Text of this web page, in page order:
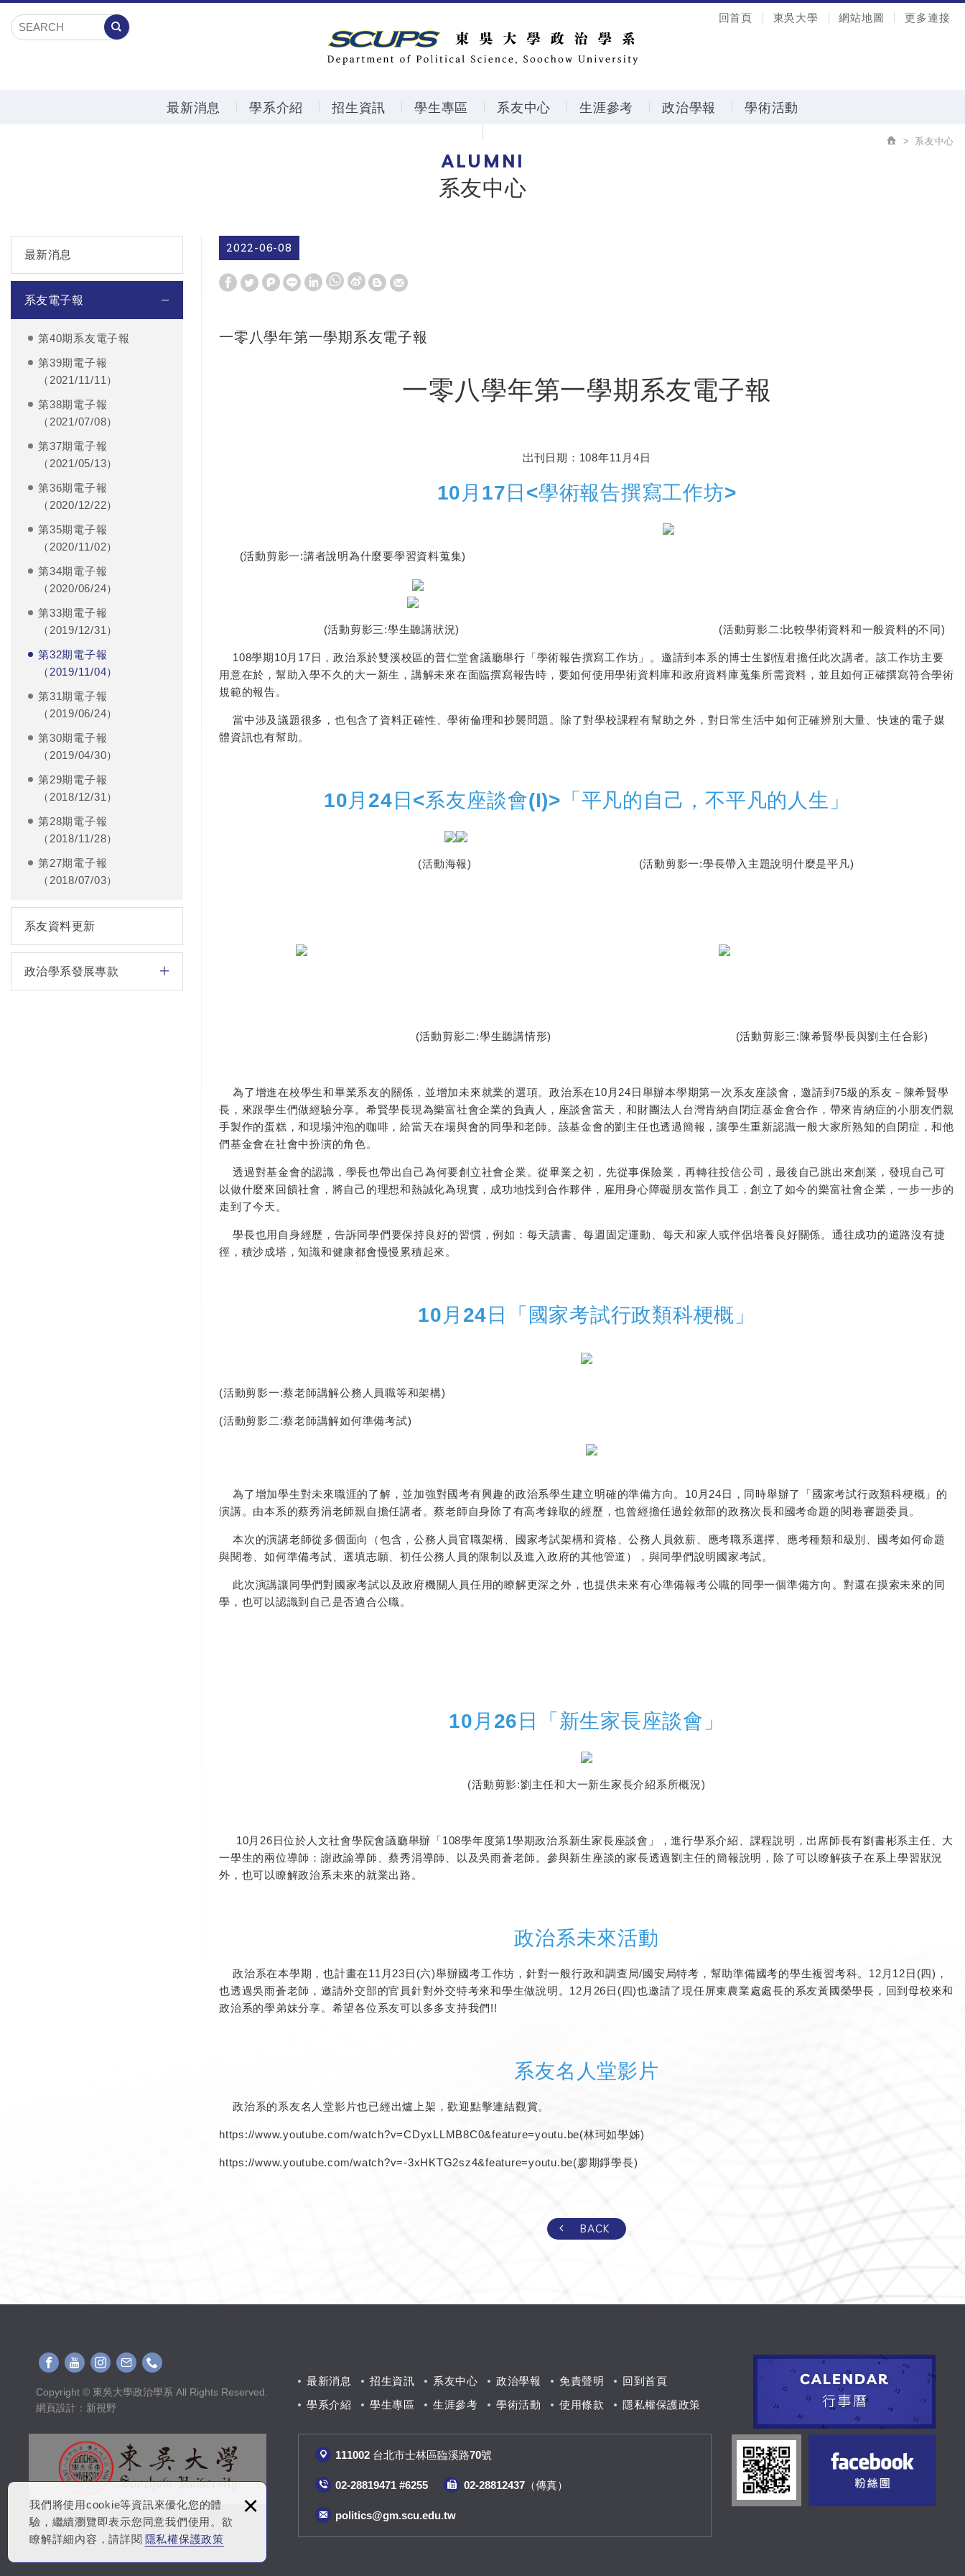
我們將使用cookie等資訊來優化您的體
驗，繼續瀏覽即表示您同意我們使用。欲
瞭解詳細內容，請詳閱 隱私權保護政策
×
回首頁 東吳大學 網站地圖 更多連接
最新消息 學系介紹 招生資訊 學生專區 系友中心 生涯參考 政治學報 學術活動
系友中心
ALUMNI
系友中心
最新消息
系友電子報
第40期系友電子報
第39期電子報
（2021/11/11）
第38期電子報
（2021/07/08）
第37期電子報
（2021/05/13）
第36期電子報
（2020/12/22）
第35期電子報
（2020/11/02）
第34期電子報
（2020/06/24）
第33期電子報
（2019/12/31）
第32期電子報
（2019/11/04）
第31期電子報
（2019/06/24）
第30期電子報
（2019/04/30）
第29期電子報
（2018/12/31）
第28期電子報
（2018/11/28）
第27期電子報
（2018/07/03）
系友資料更新
政治學系發展專款
2022-06-08
a
n
一零八學年第一學期系友電子報
一零八學年第一學期系友電子報
岀刊日期：108年11月4日
10月17日<學術報告撰寫工作坊>
(活動剪影一:講者說明為什麼要學習資料蒐集)
(活動剪影三:學生聽講狀況) (活動剪影二:比較學術資料和一般資料的不同)
108學期10月17日，政治系於雙溪校區的普仁堂會議廳舉行「學術報告撰寫工作坊」。邀請到本系的博士生劉恆君擔任此次講者。該工作坊主要
用意在於，幫助入學不久的大一新生，講解未來在面臨撰寫報告時，要如何使用學術資料庫和政府資料庫蒐集所需資料，並且如何正確撰寫符合學術
規範的報告。
當中涉及議題很多，也包含了資料正確性、學術倫理和抄襲問題。除了對學校課程有幫助之外，對日常生活中如何正確辨別大量、快速的電子媒
體資訊也有幫助。
10月24日<系友座談會(I)>「平凡的自己，不平凡的人生」
(活動海報) (活動剪影一:學長帶入主題說明什麼是平凡)
(活動剪影二:學生聽講情形) (活動剪影三:陳希賢學長與劉主任合影)
為了增進在校學生和畢業系友的關係，並增加未來就業的選項。政治系在10月24日舉辦本學期第一次系友座談會，邀請到75級的系友－陳希賢學
長，來跟學生們做經驗分享。希賢學長現為樂富社會企業的負責人，座談會當天，和財團法人台灣肯納自閉症基金會合作，帶來肯納症的小朋友們親
手製作的蛋糕，和現場沖泡的咖啡，給當天在場與會的同學和老師。該基金會的劉主任也透過簡報，讓學生重新認識一般大家所熟知的自閉症，和他
們基金會在社會中扮演的角色。
透過對基金會的認識，學長也帶出自己為何要創立社會企業。從畢業之初，先從事保險業，再轉往投信公司，最後自己跳出來創業，發現自己可
以做什麼來回饋社會，將自己的理想和熱誠化為現實，成功地找到合作夥伴，雇用身心障礙朋友當作員工，創立了如今的樂富社會企業，一步一步的
走到了今天。
學長也用自身經歷，告訴同學們要保持良好的習慣，例如：每天讀書、每週固定運動、每天和家人或伴侶培養良好關係。通往成功的道路沒有捷
徑，積沙成塔，知識和健康都會慢慢累積起來。
10月24日「國家考試行政類科梗概」
(活動剪影一:蔡老師講解公務人員職等和架構)
(活動剪影二:蔡老師講解如何準備考試)
為了增加學生對未來職涯的了解，並加強對國考有興趣的政治系學生建立明確的準備方向。10月24日，同時舉辦了「國家考試行政類科梗概」的
演講。由本系的蔡秀涓老師親自擔任講者。蔡老師自身除了有高考錄取的經歷，也曾經擔任過銓敘部的政務次長和國考命題的閱卷審題委員。
本次的演講老師從多個面向（包含，公務人員官職架構、國家考試架構和資格、公務人員敘薪、應考職系選擇、應考種類和級別、國考如何命題
與閱卷、如何準備考試、選填志願、初任公務人員的限制以及進入政府的其他管道），與同學們說明國家考試。
此次演講讓同學們對國家考試以及政府機關人員任用的瞭解更深之外，也提供未來有心準備報考公職的同學一個準備方向。對還在摸索未來的同
學，也可以認識到自己是否適合公職。
10月26日「新生家長座談會」
(活動剪影:劉主任和大一新生家長介紹系所概況)
10月26日位於人文社會學院會議廳舉辦「108學年度第1學期政治系新生家長座談會」，進行學系介紹、課程說明，出席師長有劉書彬系主任、大
一學生的兩位導師：謝政諭導師、蔡秀涓導師、以及吳雨蒼老師。參與新生座談的家長透過劉主任的簡報說明，除了可以瞭解孩子在系上學習狀況
外，也可以瞭解政治系未來的就業出路。
政治系未來活動
政治系在本學期，也計畫在11月23日(六)舉辦國考工作坊，針對一般行政和調查局/國安局特考，幫助準備國考的學生複習考科。12月12日(四)，
也透過吳雨蒼老師，邀請外交部的官員針對外交特考來和學生做說明。12月26日(四)也邀請了現任屏東農業處處長的系友黃國榮學長，回到母校來和
政治系的學弟妹分享。希望各位系友可以多多支持我們!!
系友名人堂影片
政治系的系友名人堂影片也已經出爐上架，歡迎點擊連結觀賞。
https://www.youtube.com/watch?v=CDyxLLMB8C0&feature=youtu.be(林珂如學姊)
https://www.youtube.com/watch?v=-3xHKTG2sz4&feature=youtu.be(廖期錚學長)
BACK
Copyright © 東吳大學政治學系 All Rights Reserved.
網頁設計 ：新視野
最新消息
學系介紹
招生資訊
學生專區
系友中心
生涯參考
政治學報
學術活動
免責聲明
使用條款
回到首頁
隱私權保護政策
111002 台北市士林區臨溪路70號
02-28819471 #6255 02-28812437（傳真）
politics@gm.scu.edu.tw